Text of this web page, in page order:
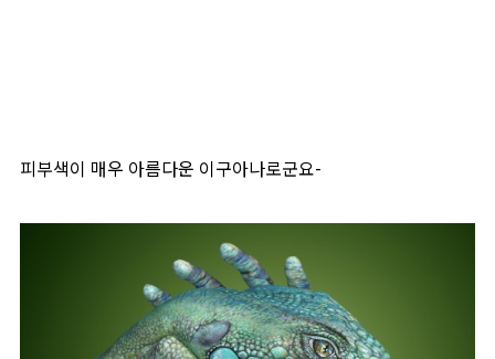
피부색이 매우 아름다운 이구아나로군요-